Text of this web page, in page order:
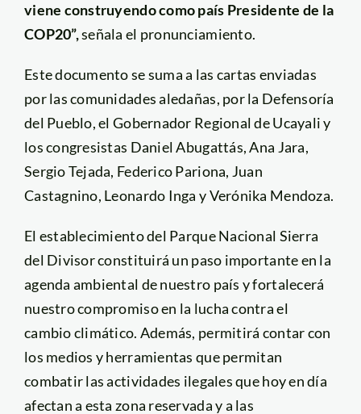
viene construyendo como país Presidente de la
COP20”,señala el pronunciamiento.
Este documento se suma a las cartas enviadas
por las comunidades aledañas, por la Defensoría
del Pueblo, el Gobernador Regional de Ucayali y
los congresistas Daniel Abugattás, Ana Jara,
Sergio Tejada, Federico Pariona, Juan
Castagnino, Leonardo Inga y Verónika Mendoza.
El establecimiento del Parque Nacional Sierra
del Divisor constituirá un paso importante en la
agenda ambiental de nuestro país y fortalecerá
nuestro compromiso en la lucha contra el
cambio climático. Además, permitirá contar con
los medios y herramientas que permitan
combatir las actividades ilegales que hoy en día
afectan a esta zona reservada y a las